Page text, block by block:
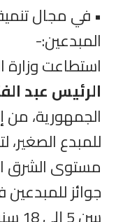
• في مجال
المبدعين:-
استطاعت وزارة
الرئيس عبد
الجمهورية، من
للمبدع
مستوى الشرق
جوائز